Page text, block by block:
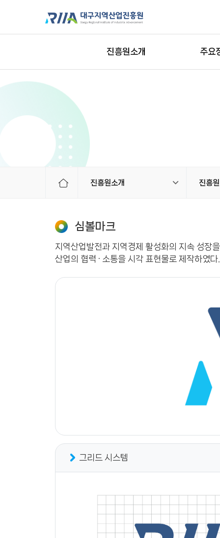
진흥원소개 주요
진흥원소개 진흥
심볼마크
지역산업발전과 지역경제 활성화의 지속 성장
산업의 협력 · 소통을 시각 표현물로 제작하였다.
그리드 시스템